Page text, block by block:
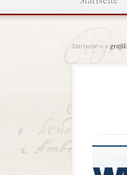
Startseite » » grafik